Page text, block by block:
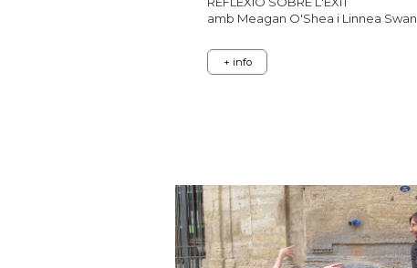
amb Meagan O'Shea i Linnea Swan
+ info